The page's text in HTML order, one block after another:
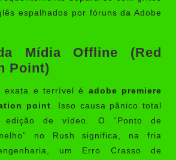
espalhados por fóruns da Adobe
Mídia Offline (Red
Point)
exata e terrível é adobe premiere
point . Isso causa pânico total
edição de vídeo. O “Ponto de
no Rush significa, na fria
um Erro Crasso de